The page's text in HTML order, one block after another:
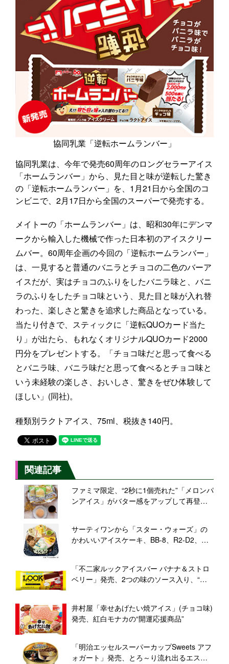
協同乳業「逆転ホームランバー」
協同乳業は、今年で発売60周年のロングセラーアイス
「ホームランバー」から、見た目と味が逆転した驚き
の「逆転ホームランバー」を、1月21日から全国のコ
ンビニで、2月17日から全国のスーパーで発売する。
メイトーの「ホームランバー」は、昭和30年にデンマ
ークから輸入した機械で作った日本初のアイスクリー
ムバー。60周年企画の今回の「逆転ホームランバー」
は、一見すると普通のバニラとチョコの二色のバーア
イスだが、実はチョコのふりをしたバニラ味と、バニ
ラのふりをしたチョコ味という、見た目と味が入れ替
わった、楽しさと驚きを追求した商品となっている。
当たり付きで、スティックに「逆転QUOカード当た
り」が出たら、もれなくオリジナルQUOカード2000
円分をプレゼントする。「チョコ味だと思って食べる
とバニラ味、バニラ味だと思って食べるとチョコ味と
いう未経験の楽しさ、おいしさ、驚きをぜひ体験して
ほしい」(同社)。
種類別ラクトアイス、75ml、税抜き140円。
関連記事
ファミマ限定、“2秒に1個売れた”「メロンパ
ンアイス」がバター感をアップして再登場/
サーティワンから「スター・ウォーズ」の
かわいいアイスケーキ、BB-8、R2-D2、ダ
「不二家ルックアイスバー バナナ＆ストロ
ベリー」発売、2つの味のソース入り、“ど
井村屋「幸せあげたい焼アイス」(チョコ味)
発売、紅白モナカの“開運応援商品”
「明治エッセルスーパーカップSweets アフ
ォガート」発売、とろ～り流れ出るエスプ